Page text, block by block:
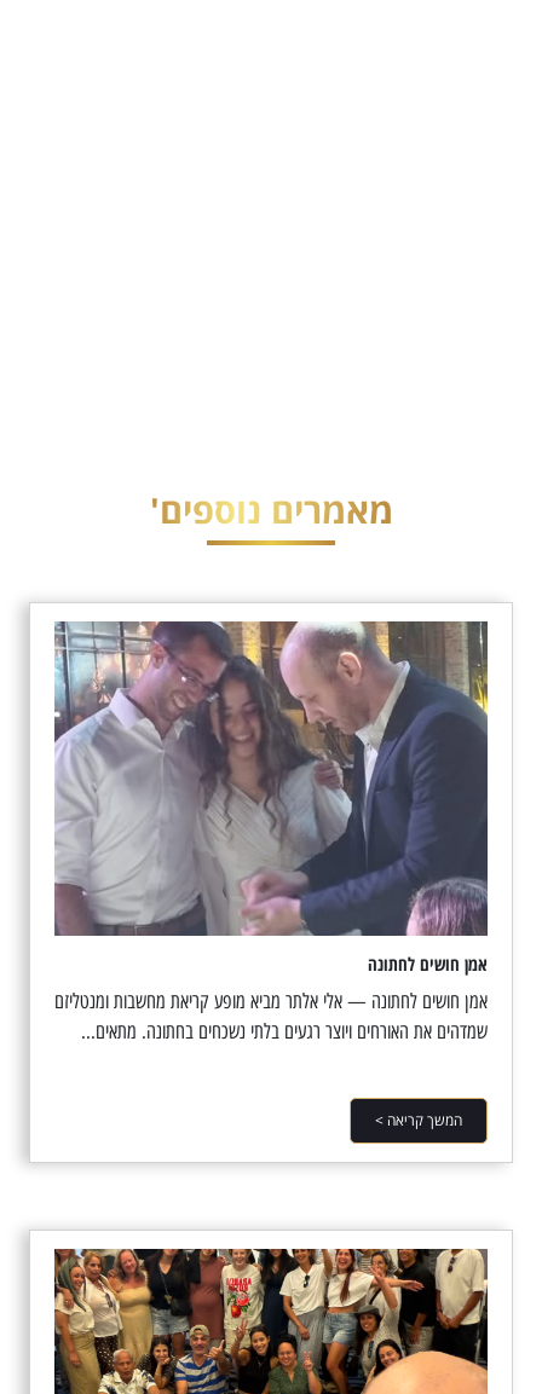
מאמרים נוספים'
אמן חושים לחתונה
אמן חושים לחתונה — אלי אלתר מביא מופע קריאת מחשבות ומנטליזם
שמדהים את האורחים ויוצר רגעים בלתי נשכחים בחתונה. מתאים...
המשך קריאה >